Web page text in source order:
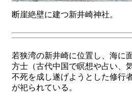
断崖絶壁に建つ新井崎神社。
若狭湾の新井崎に位置し、海に
方士（古代中国で瞑想や占い、
不死を成し遂げようとした修行
が祀られている。